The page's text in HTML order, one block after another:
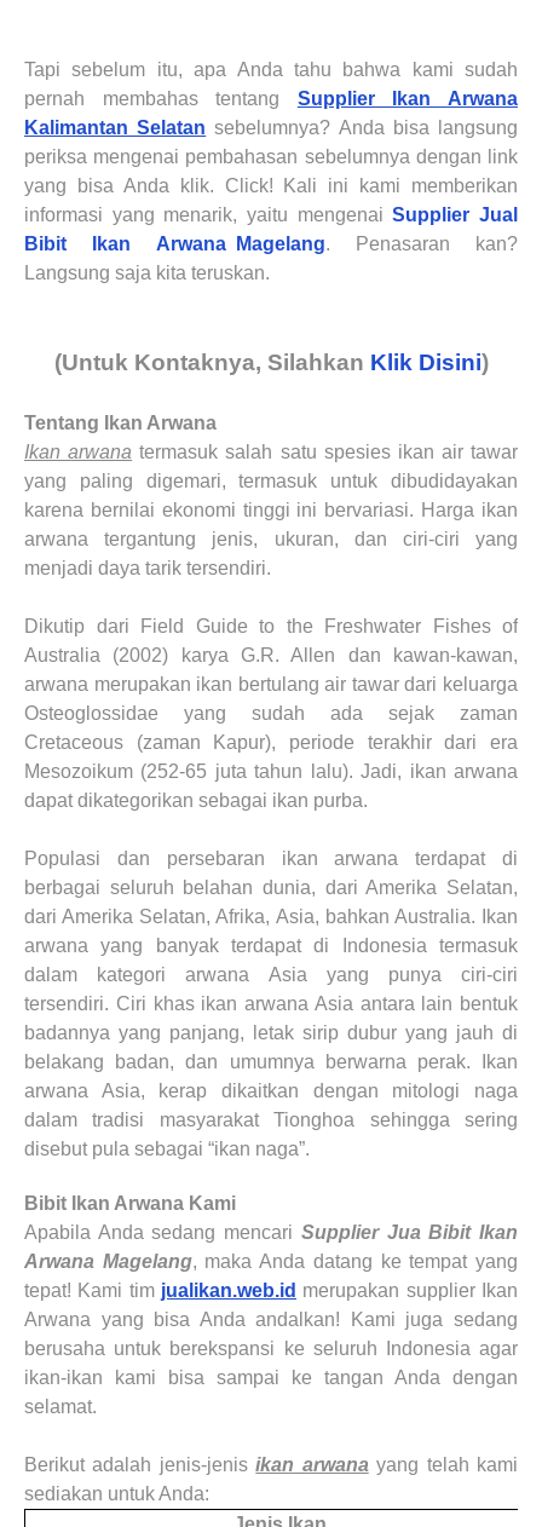
Tapi sebelum itu, apa Anda tahu bahwa kami sudah
pernah membahas tentang Supplier Ikan Arwana
Kalimantan Selatan sebelumnya? Anda bisa langsung
periksa mengenai pembahasan sebelumnya dengan link
yang bisa Anda klik. Click! Kali ini kami memberikan
informasi yang menarik, yaitu mengenaiSupplier Jual
Bibit Ikan Arwana
Magelang. Penasaran kan?
Langsung saja kita teruskan.
(Untuk Kontaknya, Silahkan Klik Disini)
Tentang Ikan Arwana
Ikan arwana termasuk salah satu spesies ikan air tawar
yang paling digemari, termasuk untuk dibudidayakan
karena bernilai ekonomi tinggi ini bervariasi. Harga ikan
arwana tergantung jenis, ukuran, dan ciri-ciri yang
menjadi daya tarik tersendiri.
Dikutip dari Field Guide to the Freshwater Fishes of
Australia (2002) karya G.R. Allen dan kawan-kawan,
arwana merupakan ikan bertulang air tawar dari keluarga
Osteoglossidae yang sudah ada sejak zaman
Cretaceous (zaman Kapur), periode terakhir dari era
Mesozoikum (252-65 juta tahun lalu). Jadi, ikan arwana
dapat dikategorikan sebagai ikan purba.
Populasi dan persebaran ikan arwana terdapat di
berbagai seluruh belahan dunia, dari Amerika Selatan,
dari Amerika Selatan, Afrika, Asia, bahkan Australia. Ikan
arwana yang banyak terdapat di Indonesia termasuk
dalam kategori arwana Asia yang punya ciri-ciri
tersendiri. Ciri khas ikan arwana Asia antara lain bentuk
badannya yang panjang, letak sirip dubur yang jauh di
belakang badan, dan umumnya berwarna perak. Ikan
arwana Asia, kerap dikaitkan dengan mitologi naga
dalam tradisi masyarakat Tionghoa sehingga sering
disebut pula sebagai “ikan naga”.
Bibit Ikan Arwana Kami
Apabila Anda sedang mencari Supplier Jua Bibit Ikan
Arwana Magelang, maka Anda datang ke tempat yang
tepat! Kami tim jualikan.web.id merupakan supplier Ikan
Arwana yang bisa Anda andalkan! Kami juga sedang
berusaha untuk berekspansi ke seluruh Indonesia agar
ikan-ikan kami bisa sampai ke tangan Anda dengan
selamat.
Berikut adalah jenis-jenisikan arwana yang telah kami
sediakan untuk Anda: